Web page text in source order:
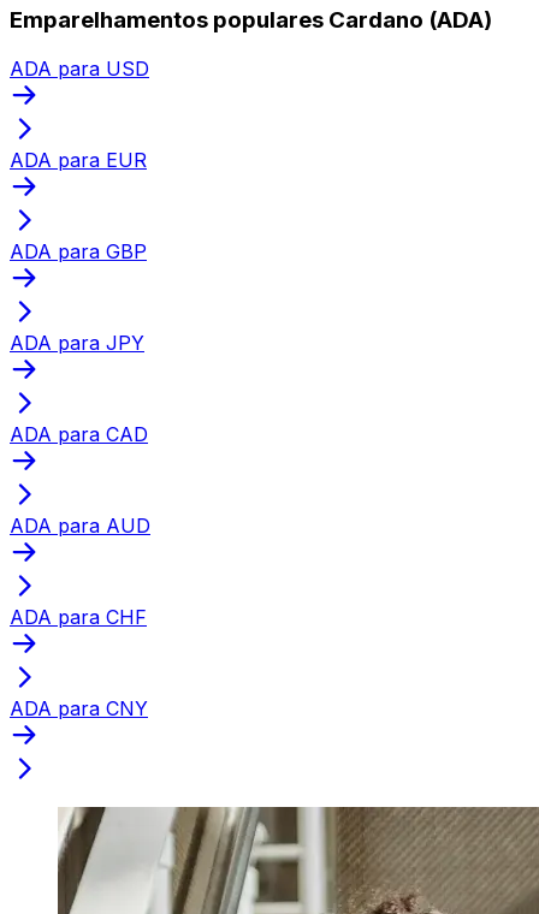
Emparelhamentos populares Cardano (ADA)
ADA para USD
ADA para EUR
ADA para GBP
ADA para JPY
ADA para CAD
ADA para AUD
ADA para CHF
ADA para CNY